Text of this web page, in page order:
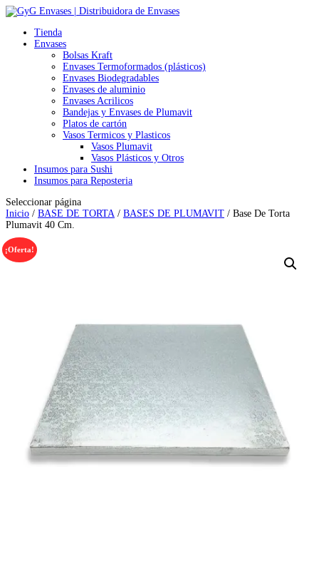
Tienda
Envases
Bolsas Kraft
Envases Termoformados (plásticos)
Envases Biodegradables
Envases de aluminio
Envases Acrilicos
Bandejas y Envases de Plumavit
Platos de cartón
Vasos Termicos y Plasticos
Vasos Plumavit
Vasos Plásticos y Otros
Insumos para Sushi
Insumos para Reposteria
Seleccionar página
Inicio / BASE DE TORTA / BASES DE PLUMAVIT / Base De Torta
Plumavit 40 Cm.
¡Oferta!